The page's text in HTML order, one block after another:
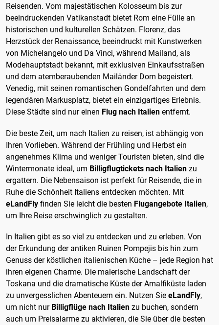
Reisenden. Vom majestätischen Kolosseum bis zur
beeindruckenden Vatikanstadt bietet Rom eine Fülle an
historischen und kulturellen Schätzen. Florenz, das
Herzstück der Renaissance, beeindruckt mit Kunstwerken
von Michelangelo und Da Vinci, während Mailand, als
Modehauptstadt bekannt, mit exklusiven Einkaufsstraßen
und dem atemberaubenden Mailänder Dom begeistert.
Venedig, mit seinen romantischen Gondelfahrten und dem
legendären Markusplatz, bietet ein einzigartiges Erlebnis.
Diese Städte sind nur einen Flug nach Italien entfernt.
Die beste Zeit, um nach Italien zu reisen, ist abhängig von
Ihren Vorlieben. Während der Frühling und Herbst ein
angenehmes Klima und weniger Touristen bieten, sind die
Wintermonate ideal, um Billigflugtickets nach Italien zu
ergattern. Die Nebensaison ist perfekt für Reisende, die in
Ruhe die Schönheit Italiens entdecken möchten. Mit
eLandFly finden Sie leicht die besten Flugangebote Italien,
um Ihre Reise erschwinglich zu gestalten.
In Italien gibt es so viel zu entdecken und zu erleben. Von
der Erkundung der antiken Ruinen Pompejis bis hin zum
Genuss der köstlichen italienischen Küche – jede Region hat
ihren eigenen Charme. Die malerische Landschaft der
Toskana und die dramatische Küste der Amalfiküste laden
zu unvergesslichen Abenteuern ein. Nutzen Sie eLandFly,
um nicht nur Billigflüge nach Italien zu buchen, sondern
auch um Preisalarme zu aktivieren, die Sie über die besten